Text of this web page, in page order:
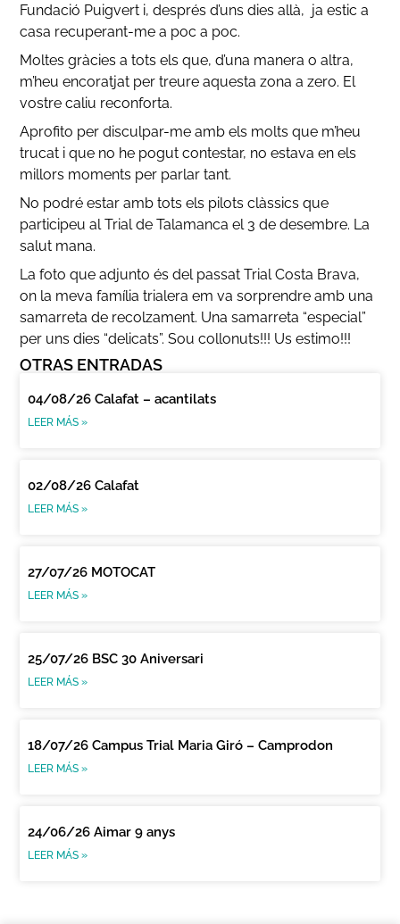
Fundació Puigvert i, després d’uns dies allà, ja estic a
casa recuperant-me a poc a poc.
Moltes gràcies a tots els que, d’una manera o altra,
m’heu encoratjat per treure aquesta zona a zero. El
vostre caliu reconforta.
Aprofito per disculpar-me amb els molts que m’heu
trucat i que no he pogut contestar, no estava en els
millors moments per parlar tant.
No podré estar amb tots els pilots clàssics que
participeu al Trial de Talamanca el 3 de desembre. La
salut mana.
La foto que adjunto és del passat Trial Costa Brava,
on la meva família trialera em va sorprendre amb una
samarreta de recolzament. Una samarreta “especial”
per uns dies “delicats”. Sou collonuts!!! Us estimo!!!
OTRAS ENTRADAS
04/08/26 Calafat – acantilats
LEER MÁS »
02/08/26 Calafat
LEER MÁS »
27/07/26 MOTOCAT
LEER MÁS »
25/07/26 BSC 30 Aniversari
LEER MÁS »
18/07/26 Campus Trial Maria Giró – Camprodon
LEER MÁS »
24/06/26 Aimar 9 anys
LEER MÁS »